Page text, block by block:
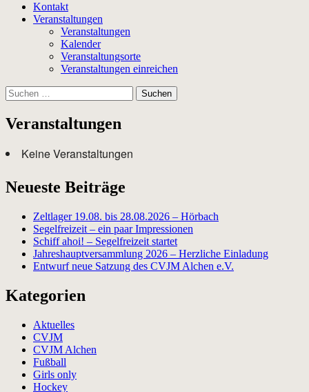
Kontakt
Veranstaltungen
Veranstaltungen
Kalender
Veranstaltungsorte
Veranstaltungen einreichen
Suchen
nach:
Veranstaltungen
Keine Veranstaltungen
Neueste Beiträge
Zeltlager 19.08. bis 28.08.2026 – Hörbach
Segelfreizeit – ein paar Impressionen
Schiff ahoi! – Segelfreizeit startet
Jahreshauptversammlung 2026 – Herzliche Einladung
Entwurf neue Satzung des CVJM Alchen e.V.
Kategorien
Aktuelles
CVJM
CVJM Alchen
Fußball
Girls only
Hockey